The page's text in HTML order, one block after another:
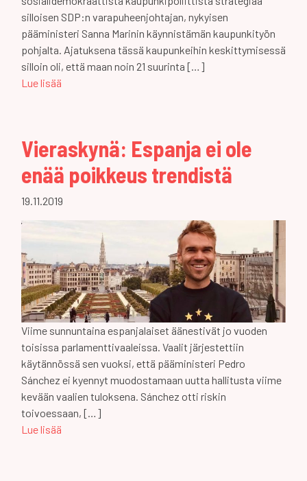
silloisen SDP:n varapuheenjohtajan, nykyisen
pääministeri Sanna Marinin käynnistämän kaupunkityön
pohjalta. Ajatuksena tässä kaupunkeihin keskittymisessä
silloin oli, että maan noin 21 suurinta […]
Lue lisää
Vieraskynä: Espanja ei ole
enää poikkeus trendistä
19.11.2019
Viime sunnuntaina espanjalaiset äänestivät jo vuoden
toisissa parlamenttivaaleissa. Vaalit järjestettiin
käytännössä sen vuoksi, että pääministeri Pedro
Sánchez ei kyennyt muodostamaan uutta hallitusta viime
kevään vaalien tuloksena. Sánchez otti riskin
toivoessaan, […]
Lue lisää